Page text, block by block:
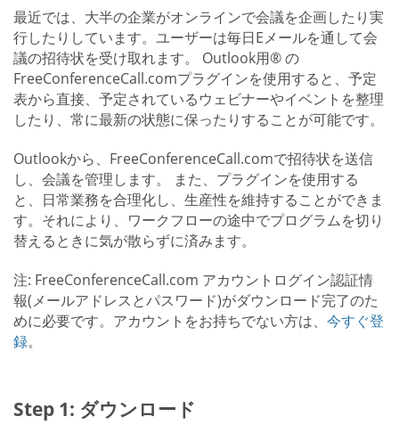
最近では、大半の企業がオンラインで会議を企画したり実
行したりしています。ユーザーは毎日Eメールを通して会
議の招待状を受け取れます。 Outlook用® の
FreeConferenceCall.comプラグインを使用すると、予定
表から直接、予定されているウェビナーやイベントを整理
したり、常に最新の状態に保ったりすることが可能です。
Outlookから、FreeConferenceCall.comで招待状を送信
し、会議を管理します。 また、プラグインを使用する
と、日常業務を合理化し、生産性を維持することができま
す。それにより、ワークフローの途中でプログラムを切り
替えるときに気が散らずに済みます。
注: FreeConferenceCall.com アカウントログイン認証情
報(メールアドレスとパスワード)がダウンロード完了のた
めに必要です。アカウントをお持ちでない方は、 今すぐ登
録。
Step 1: ダウンロード